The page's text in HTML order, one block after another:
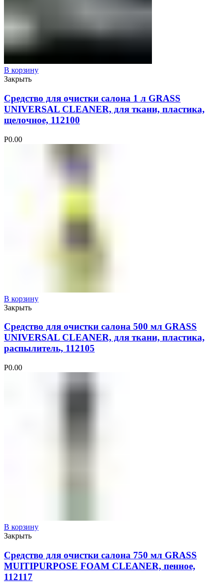
В корзину
Закрыть
Средство для очистки салона 1 л GRASS
UNIVERSAL CLEANER, для ткани, пластика,
щелочное, 112100
Р0.00
В корзину
Закрыть
Средство для очистки салона 500 мл GRASS
UNIVERSAL CLEANER, для ткани, пластика,
распылитель, 112105
Р0.00
В корзину
Закрыть
Средство для очистки салона 750 мл GRASS
MUITIPURPOSE FOAM CLEANER, пенное,
112117